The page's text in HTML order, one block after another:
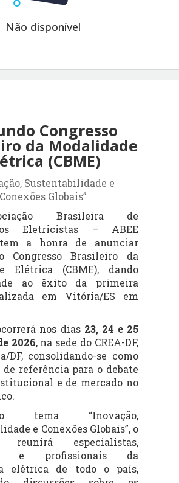
Não disponível
Congresso
da Modalidade
(CBME)
Sustentabilidade e
Conexões Globais”
Brasileira de
Eletricistas – ABEE
a honra de anunciar
Congresso Brasileiro da
Elétrica (CBME), dando
ao êxito da primeira
em Vitória/ES em
nos dias 23, 24 e 25
2026, na sede do CREA-DF,
DF, consolidando-se como
de referência para o debate
e de mercado no
tema “Inovação,
e Conexões Globais”, o
reunirá especialistas,
e profissionais da
elétrica de todo o país,